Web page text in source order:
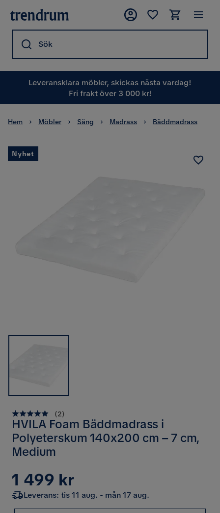
Sök
Leveransklara möbler, skickas nästa vardag!
Fri frakt över 3 000 kr!
Hem Möbler Säng Madrass Bäddmadrass
Nyhet
(2)
HVILA Foam Bäddmadrass i
Polyeterskum 140x200 cm – 7 cm,
Medium
Pris
1 499 kr
Leverans: tis 11 aug. - mån 17 aug.